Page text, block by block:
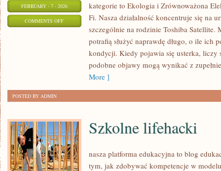
FEBRUARY - 7 - 2026
COMMENTS OFFON
LAPTOPÓW
kategorie to Ekologia i Zrównoważona
Fi. Nasza działalność koncentruje się na
szczególnie na rodzinie Toshiba Satellite.
potrafią służyć naprawdę długo, o ile ich
kondycji. Kiedy pojawia się usterka, liczy
podobne objawy mogą wynikać z
More ]
POSTED BY ADMIN
Szkolne lifehacki
nasza platforma edukacyjna to blog
tym, jak zdobywać kompetencje w